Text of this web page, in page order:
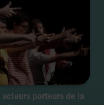
porteurs de la